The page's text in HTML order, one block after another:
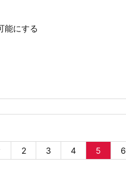
能にする
2 3 4 5 6